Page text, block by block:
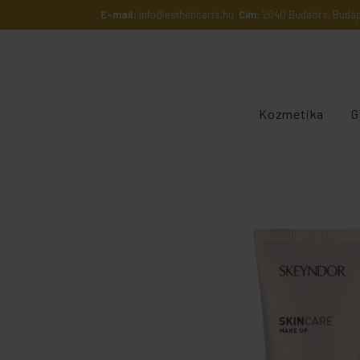
E-mail: info@estheticarts.hu Cím: 2040 Budaörs,
Kozmetika